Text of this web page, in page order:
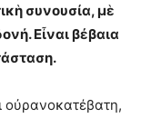
συνουσία, μὲ
Εἶναι βέβαια
οὐρανοκατέβατη,